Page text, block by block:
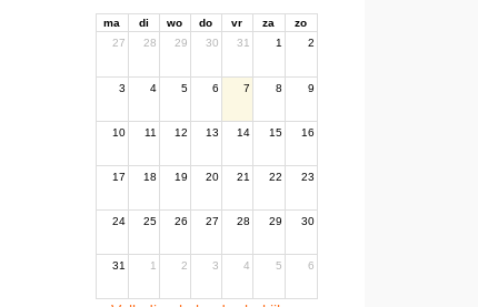
ma di wo do vr za
zo
27
28 29 30 31 1 2
3 4 5 6 7 8 9
10 11 12 13 14 15 16
17 18 19 20 21 22 23
24 25 26 27 28 29 30
31 1 2 3 4 5 6